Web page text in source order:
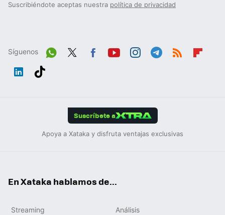
Suscribiéndote aceptas nuestra política de privacidad
Síguenos
Wh
Suscríbete a
Apoya a Xataka y disfruta ventajas exclusivas
En Xataka hablamos de...
Streaming Análisis